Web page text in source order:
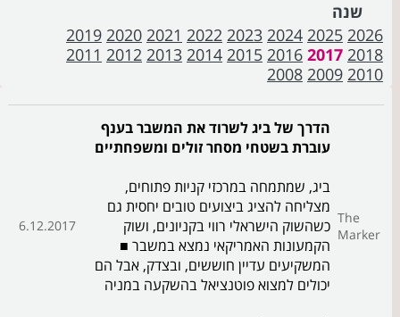
שנה
2026
2025
2024
2023
2022
2021
2020
2019
2018
2017
2016
2015
2014
2013
2012
2011
2010
2009
2008
The
Marker
הדרך של ביג לשרוד את המשבר בענף
עוברת בשטחי מסחר זולים ומשפחתיים
ביג, שמתמחה במרכזי קניות פתוחים,
מצליחה להציג ביצועים טובים יחסית גם
כשהשוק הישראלי רווי בקניונים, ושוק
הקמעונות האמריקאי נמצא במשבר ■
המשקיעים עדיין חוששים, ובצדק, אבל הם
יכולים למצוא פוטנציאל בהשקעה במניה
6.12.2017